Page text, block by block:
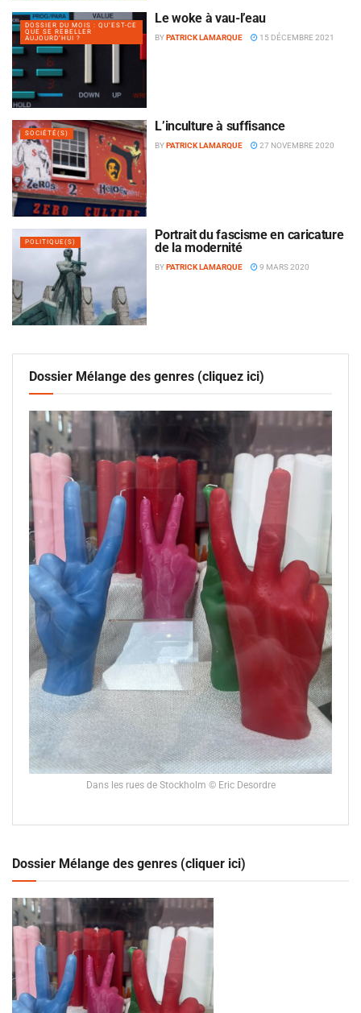
DOSSIER DU MOIS : QU’EST-CE
QUE SE REBELLER
AUJOURD’HUI ?
Le woke à vau-l’eau
BYPATRICK LAMARQUE 15 DÉCEMBRE 2021
SOCIÉTÉ(S) L’inculture à suffisance
BY PATRICK LAMARQUE 27 NOVEMBRE 2020
POLITIQUE(S)
Portrait du fascisme en caricature
de la modernité
BYPATRICK LAMARQUE 9 MARS 2020
Dossier Mélange des genres (cliquez ici)
Dans les rues de Stockholm © Eric Desordre
Dossier Mélange des genres (cliquer ici)